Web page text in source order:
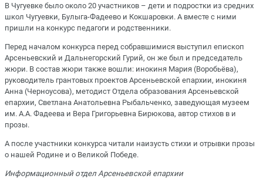
В Чугуевке было около 20 участников – дети и подростки из средних
школ Чугуевки, Булыга-Фадеево и Кокшаровки. А вместе с ними
пришли на конкурс педагоги и родственники.
Перед началом конкурса перед собравшимися выступил епископ
Арсеньевский и Дальнегорский Гурий, он же был и председатель
жюри. В состав жюри также вошли: инокиня Мария (Воробьёва),
руководитель грантовых проектов Арсеньевской епархии, инокиня
Анна (Черноусова), методист Отдела образования Арсеньевской
епархии, Светлана Анатольевна Рыбальченко, заведующая музеем
им. А.А. Фадеева и Вера Григорьевна Бирюкова, автор стихов в и
прозы.
А после участники конкурса читали наизусть стихи и отрывки прозы
о нашей Родине и о Великой Победе.
Информационный отдел Арсеньевской епархии